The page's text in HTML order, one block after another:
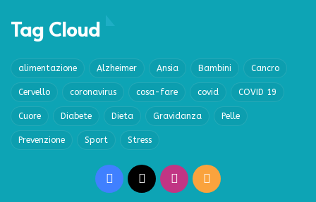
Tag Cloud
alimentazione Alzheimer Ansia Bambini Cancro
Cervello coronavirus cosa-fare covid COVID 19
Cuore Diabete Dieta Gravidanza Pelle
Prevenzione Sport Stress
Facebook Instagram
RSS